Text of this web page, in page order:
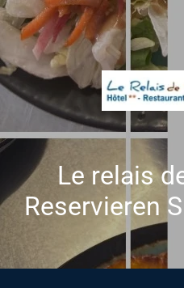
Le relais
Reservieren